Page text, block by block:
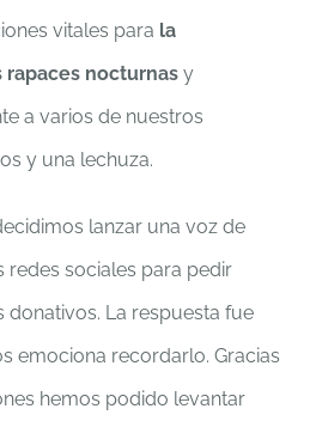
vitales para la
nocturnas y
a varios de nuestros
y una lechuza.
lanzar una voz de
redes sociales para pedir
La respuesta fue
emociona recordarlo. Gracias
hemos podido levantar